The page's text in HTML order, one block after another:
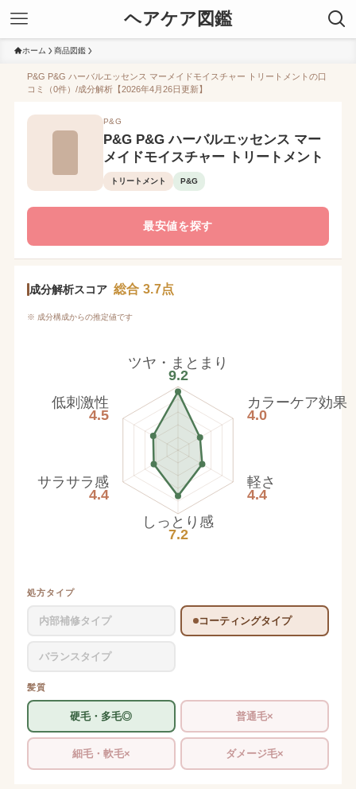
ヘアケア図鑑
ホーム 商品図鑑
P&G P&G ハーバルエッセンス マーメイドモイスチャー トリートメントの口
コミ（0件）/成分解析【2026年4月26日更新】
P&G
P&G P&G ハーバルエッセンス マー
メイドモイスチャー トリートメント
トリートメント P&G
最安値を探す
成分解析スコア 総合 3.7点
※ 成分構成からの推定値です
ツヤ・まとまり
9.2
カラーケア効果
4.0
軽さ
4.4
しっとり感
7.2
サラサラ感
4.4
低刺激性
4.5
処方タイプ
内部補修タイプ コーティングタイプ
バランスタイプ
髪質
硬毛・多毛◎ 普通毛×
細毛・軟毛× ダメージ毛×